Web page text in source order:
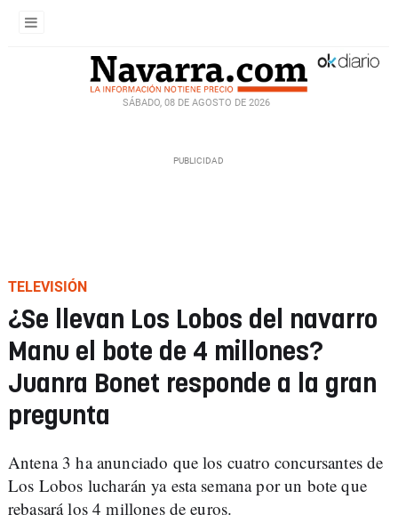
SÁBADO, 08 DE AGOSTO DE 2026
TELEVISIÓN
¿Se llevan Los Lobos del navarro
Manu el bote de 4 millones?
Juanra Bonet responde a la gran
pregunta
Antena 3 ha anunciado que los cuatro concursantes de
Los Lobos lucharán ya esta semana por un bote que
rebasará los 4 millones de euros.